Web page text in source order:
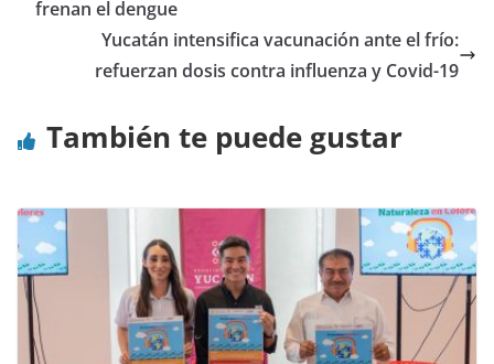
frenan el dengue
Yucatán intensifica vacunación ante el frío:
refuerzan dosis contra influenza y Covid-19
También te puede gustar